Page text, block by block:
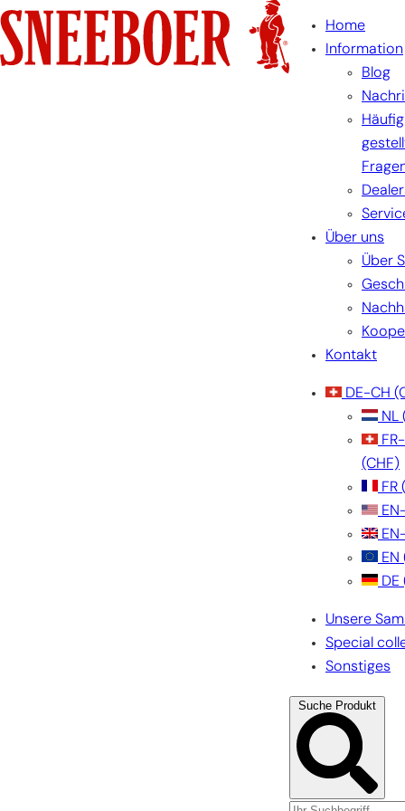
Skip
to
content
Home
Information
Blog
Häufig
Über uns
Über
Kontakt
DE-CH
NL
(CHF)
FR
EN
DE
Unsere
Special
Sonstiges
Suche Produkt